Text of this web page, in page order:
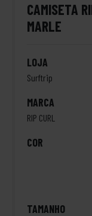
CAMISETA
MARLE
LOJA
Surftrip
MARCA
RIP CURL
COR
TAMANHO